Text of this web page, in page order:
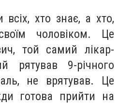
хто знає, а хто,
чоловіком. Це
той самий лікар-
рятував 9-річного
не врятував. Це
готова прийти на